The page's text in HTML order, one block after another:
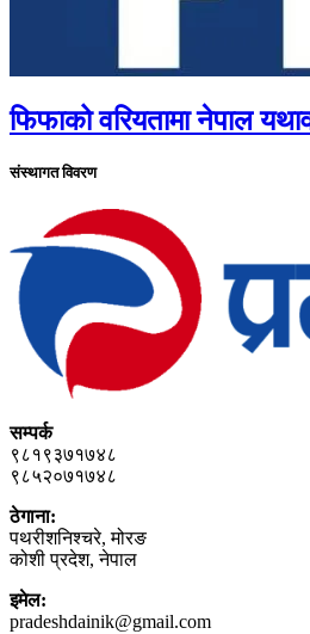
फिफाको वरियतामा नेपाल
संस्थागत विवरण
सम्पर्क
९८१९३७१७४८
९८५२०७१७४८
ठेगाना:
पथरीशनिश्‍चरे, मोरङ
कोशी प्रदेश, नेपाल
इमेल:
pradeshdainik@gmail.com